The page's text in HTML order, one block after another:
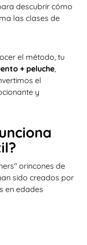
descubrir cómo
las clases de
el método, tu
+ peluche,
el
y
orincones de
sido creados por
en edades